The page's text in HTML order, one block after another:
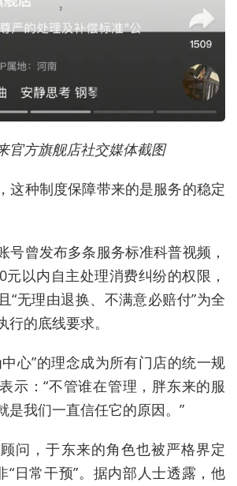
官方旗舰店社交媒体截图
这种制度保障带来的是服务的稳定
号曾发布多条服务标准科普视频，
元以内自主处理消费纠纷的权限，
“无理由退换、不满意必赔付”为全
的底线要求。
心”的理念成为所有门店的统一规
示：“不管谁在管理，胖东来的服
是我们一直信任它的原因。”
问，于东来的角色也被严格界定
“日常干预”。据内部人士透露，他